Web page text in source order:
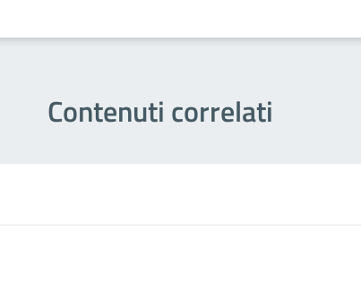
Contenuti correlati